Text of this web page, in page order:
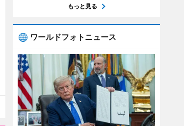
もっと見る
ワールドフォトニュース